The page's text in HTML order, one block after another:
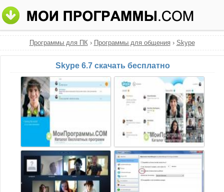
Программы для ПК› Программы для общения › Skype
Skype 6.7 скачать бесплатно